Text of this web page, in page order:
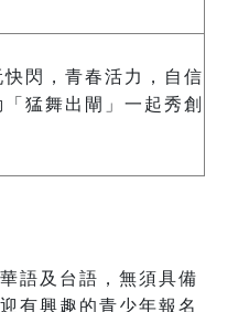
快閃，青春活力，自信
「猛舞出閘」一起秀創
語及台語，無須具備
有興趣的青少年報名